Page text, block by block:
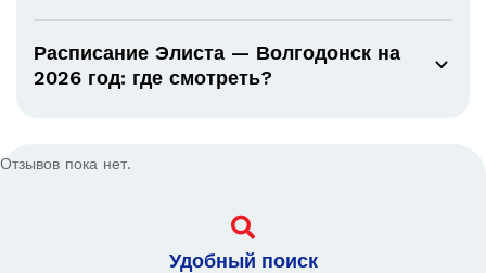
Расписание Элиста — Волгодонск на
2026 год: где смотреть?
Отзывов пока нет.
Удобный поиск